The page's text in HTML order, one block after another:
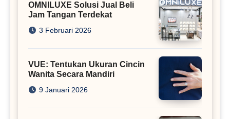
OMNILUXE Solusi Jual Beli
Jam Tangan Terdekat
3 Februari 2026
VUE: Tentukan Ukuran Cincin
Wanita Secara Mandiri
9 Januari 2026